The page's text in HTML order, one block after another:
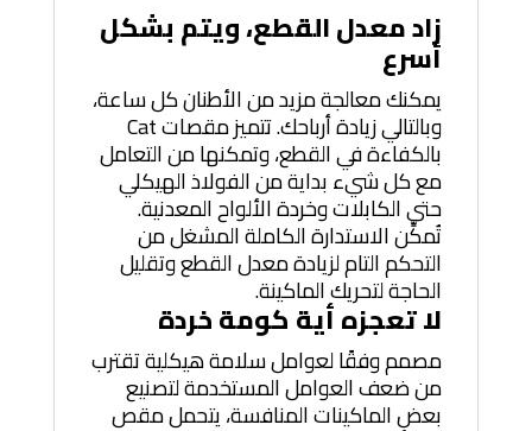
زاد معدل القطع، ويتم بشكل
أسرع
يمكنك معالجة مزيد من الأطنان كل ساعة،
وبالتالي زيادة أرباحك. تتميز مقصات Cat
بالكفاءة في القطع، وتمكنها من التعامل
مع كل شيء بداية من الفولاذ الهيكلي
حتى الكابلات وخردة الألواح المعدنية.
تُمكِّن الاستدارة الكاملة المشغل من
التحكم التام لزيادة معدل القطع وتقليل
الحاجة لتحريك الماكينة.
لا تعجزه أية كومة خردة
مصمم وفقًا لعوامل سلامة هيكلية تقترب
من ضعف العوامل المستخدمة لتصنيع
بعض الماكينات المنافسة، يتحمل مقص